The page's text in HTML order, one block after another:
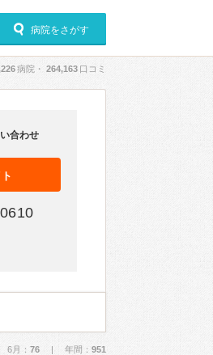
病院をさがす
病院・ 264,163 口コミ
合わせ
： 76 | 年間： 951